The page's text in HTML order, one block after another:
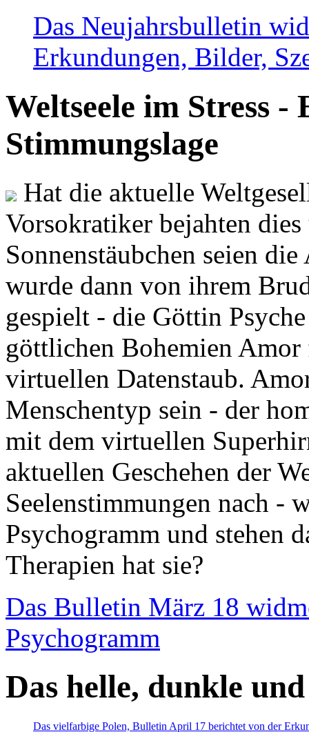
Das Neujahrsbulletin
Erkundungen, Bilder,
Weltseele im Stress -
Stimmungslage
Hat die aktuelle
Vorsokratiker bejahten
Sonnenstäubchen seien
wurde dann von ihrem
gespielt - die Göttin
göttlichen Bohemien
virtuellen Datenstaub.
Menschentyp sein - der
mit dem virtuellen
aktuellen Geschehen der
Seelenstimmungen nach -
Psychogramm und stehen
Therapien hat sie?
Das Bulletin März 18
Psychogramm
Das helle, dunkle
Das vielfarbige Polen, Bulletin April 17 berichtet von der